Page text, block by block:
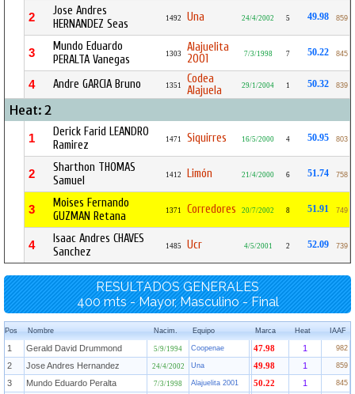
2
Jose Andres
HERNANDEZ Seas
1492 Una 24/4/2002 5 49.98 859
3
Mundo Eduardo
PERALTA Vanegas
1303
Alajuelita
2001
7/3/1998 7 50.22 845
4 Andre GARCIA Bruno 1351
Codea
Alajuela
29/1/2004 1 50.32 839
Heat: 2
1
Derick Farid LEANDRO
Ramirez
1471 Siquirres 16/5/2000 4 50.95 803
2
Sharthon THOMAS
Samuel
1412 Limón 21/4/2000 6 51.74 758
3
Moises Fernando
GUZMAN Retana
1371 Corredores 20/7/2002 8 51.91 749
4
Isaac Andres CHAVES
Sanchez
1485 Ucr 4/5/2001 2 52.09 739
RESULTADOS GENERALES
400 mts - Mayor, Masculino - Final
Pos Nombre Nacim. Equipo Marca Heat IAAF
1 Gerald David Drummond 5/9/1994 Coopenae 47.98 1 982
2 Jose Andres Hernandez 24/4/2002 Una 49.98 1 859
3 Mundo Eduardo Peralta 7/3/1998 Alajuelita 2001 50.22 1 845